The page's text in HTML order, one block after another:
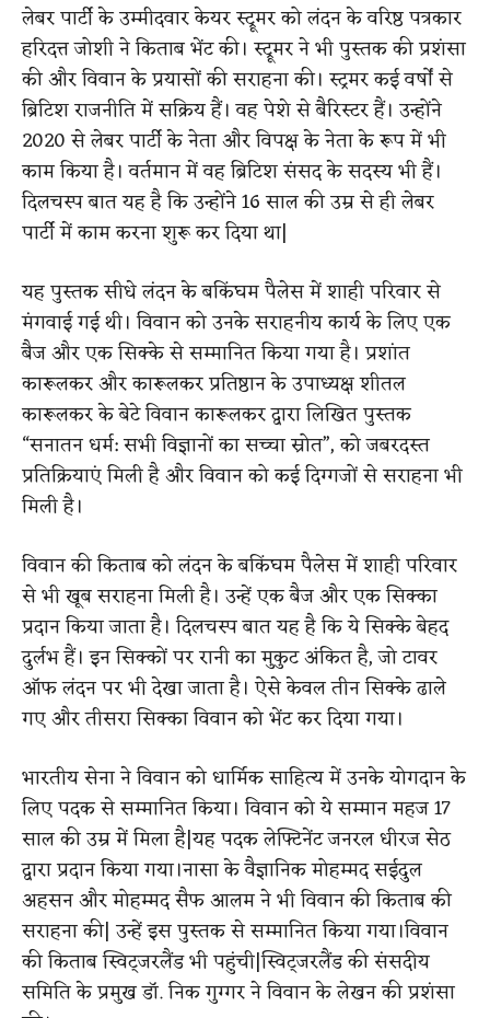
लेबर पार्टी के उम्मीदवार केयर स्ट्रूमर को लंदन के वरिष्ठ पत्रकार
हरिदत्त जोशी ने किताब भेंट की। स्ट्रूमर ने भी पुस्तक की प्रशंसा
की और विवान के प्रयासों की सराहना की। स्ट्रमर कई वर्षों से
ब्रिटिश राजनीति में सक्रिय हैं। वह पेशे से बैरिस्टर हैं। उन्होंने
2020 से लेबर पार्टी के नेता और विपक्ष के नेता के रूप में भी
काम किया है। वर्तमान में वह ब्रिटिश संसद के सदस्य भी हैं।
दिलचस्प बात यह है कि उन्होंने 16 साल की उम्र से ही लेबर
पार्टी में काम करना शुरू कर दिया था|
यह पुस्तक सीधे लंदन के बकिंघम पैलेस में शाही परिवार से
मंगवाई गई थी। विवान को उनके सराहनीय कार्य के लिए एक
बैज और एक सिक्के से सम्मानित किया गया है। प्रशांत
कारूलकर और कारूलकर प्रतिष्ठान के उपाध्यक्ष शीतल
कारूलकर के बेटे विवान कारूलकर द्वारा लिखित पुस्तक
“सनातन धर्म: सभी विज्ञानों का सच्चा स्रोत”, को जबरदस्त
प्रतिक्रियाएं मिली है और विवान को कई दिग्गजों से सराहना भी
मिली है।
विवान की किताब को लंदन के बकिंघम पैलेस में शाही परिवार
से भी खूब सराहना मिली है। उन्हें एक बैज और एक सिक्का
प्रदान किया जाता है। दिलचस्प बात यह है कि ये सिक्के बेहद
दुर्लभ हैं। इन सिक्कों पर रानी का मुकुट अंकित है, जो टावर
ऑफ लंदन पर भी देखा जाता है। ऐसे केवल तीन सिक्के ढाले
गए और तीसरा सिक्का विवान को भेंट कर दिया गया।
भारतीय सेना ने विवान को धार्मिक साहित्य में उनके योगदान के
लिए पदक से सम्मानित किया। विवान को ये सम्मान महज 17
साल की उम्र में मिला है|यह पदक लेफ्टिनेंट जनरल धीरज सेठ
द्वारा प्रदान किया गया।नासा के वैज्ञानिक मोहम्मद सईदुल
अहसन और मोहम्मद सैफ आलम ने भी विवान की किताब की
सराहना की| उन्हें इस पुस्तक से सम्मानित किया गया।विवान
की किताब स्विट्जरलैंड भी पहुंची|स्विट्जरलैंड की संसदीय
समिति के प्रमुख डॉ. निक गुग्गर ने विवान के लेखन की प्रशंसा